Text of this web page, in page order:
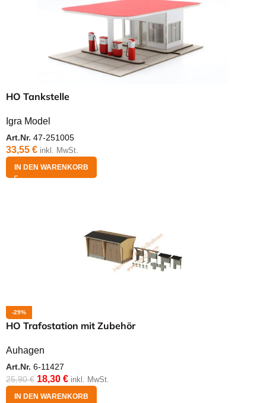
HO Tankstelle
Igra Model
Art.Nr. 47-251005
33,55 € inkl. MwSt.
IN DEN WARENKORB
-29%
HO Trafostation mit Zubehör
Auhagen
Art.Nr. 6-11427
25,90€ 18,30 € inkl. MwSt.
IN DEN WARENKORB